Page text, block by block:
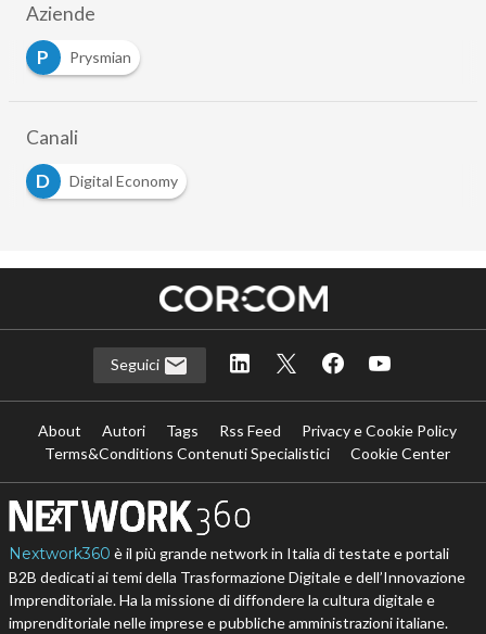
Aziende
P
Prysmian
Canali
D
Digital Economy
Seguici
About Autori Tags Rss Feed
Privacy e Cookie Policy
Terms&Conditions Contenuti Specialistici
Cookie Center
Nextwork360 è il più grande network in Italia di testate e portali
B2B dedicati ai temi della Trasformazione Digitale e dell’Innovazione
Imprenditoriale. Ha la missione di diffondere la cultura digitale e
imprenditoriale nelle imprese e pubbliche amministrazioni italiane.